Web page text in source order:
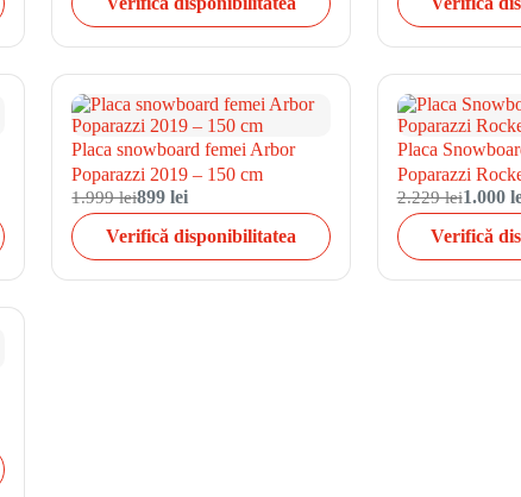
Placa snowboard femei Arbor
Poparazzi 2019 – 150 cm
1.999 lei899 lei
Verifică disponibilitatea
Placa
Poparazzi
2.229 lei1.000
Verifică